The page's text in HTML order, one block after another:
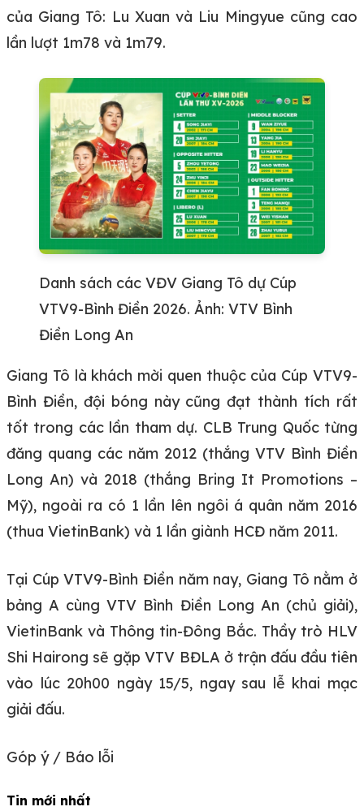
của Giang Tô: Lu Xuan và Liu Mingyue cũng cao
lần lượt 1m78 và 1m79.
Danh sách các VĐV Giang Tô dự Cúp
VTV9-Bình Điền 2026. Ảnh: VTV Bình
Điền Long An
Giang Tô là khách mời quen thuộc của Cúp VTV9-
Bình Điền, đội bóng này cũng đạt thành tích rất
tốt trong các lần tham dự. CLB Trung Quốc từng
đăng quang các năm 2012 (thắng VTV Bình Điền
Long An) và 2018 (thắng Bring It Promotions –
Mỹ), ngoài ra có 1 lần lên ngôi á quân năm 2016
(thua VietinBank) và 1 lần giành HCĐ năm 2011.
Tại Cúp VTV9-Bình Điền năm nay, Giang Tô nằm ở
bảng A cùng VTV Bình Điền Long An (chủ giải),
VietinBank và Thông tin-Đông Bắc. Thầy trò HLV
Shi Hairong sẽ gặp VTV BĐLA ở trận đấu đầu tiên
vào lúc 20h00 ngày 15/5, ngay sau lễ khai mạc
giải đấu.
Góp ý / Báo lỗi
Tin mới nhất